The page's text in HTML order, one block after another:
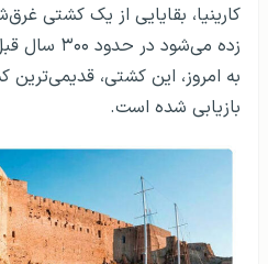
کارینیا، بقایایی از یک کشتی
زده می‌شود
به امروز، این کشتی،
بازیابی شده است.